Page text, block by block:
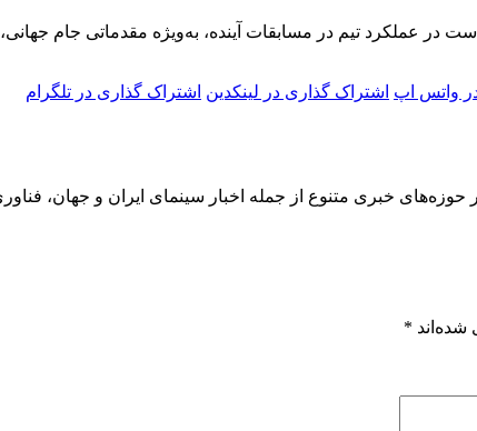
در عملکرد تیم در مسابقات آینده، به‌ویژه مقدماتی جام جهانی،
واتس اپ اشتراک گذاری در لینکدین اشتراک گذاری در تلگرام
حوزه‌های خبری متنوع از جمله اخبار سینمای ایران و جهان،
شده‌اند *